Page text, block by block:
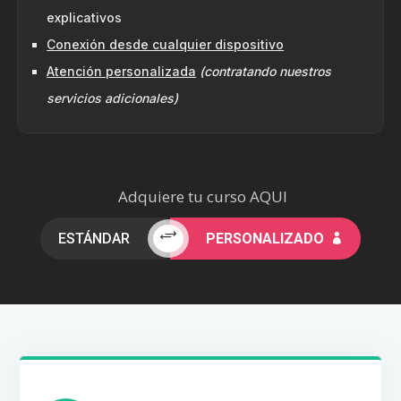
explicativos
Conexión desde cualquier dispositivo
Atención personalizada (contratando nuestros
servicios adicionales)
Adquiere tu curso AQUI
ESTÁNDAR + PERSONALIZADO 